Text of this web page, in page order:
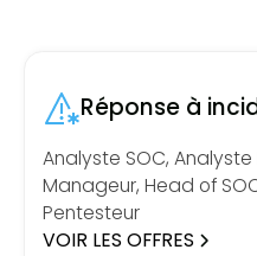
Réponse à
Analyste SOC, Analyste
Manageur, Head of
Pentesteur
VOIR LES OFFRES